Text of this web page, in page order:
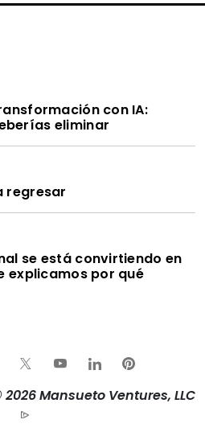
con IA:
eliminar
regresar
se está convirtiendo en
explicamos por qué
Mansueto Ventures, LLC